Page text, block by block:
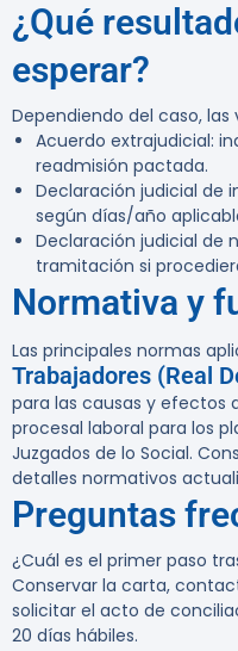
¿Qué
esperar?
Dependiendo del caso, las
Acuerdo extrajudicial:
readmisión pactada.
Declaración judicial de
según días/año
Declaración judicial de
tramitación si
Normativa y
Las principales normas
Trabajadores (Real
para las causas y efectos
procesal laboral para los
Juzgados de lo Social.
detalles normativos
Preguntas
¿Cuál es el primer paso
Conservar la carta,
solicitar el acto de
20 días hábiles.